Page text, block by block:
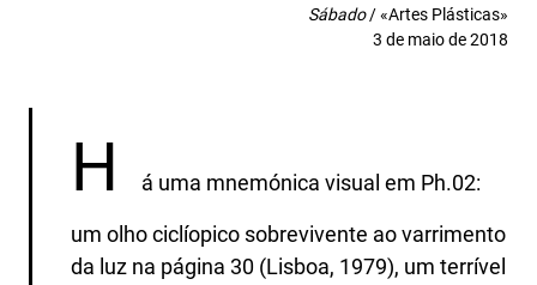
Sábado/ «Artes Plásticas»
3 de maio de 2018
H á uma mnemónica visual em Ph.02:
um olho ciclíopico sobrevivente ao varrimento
da luz na página 30 (Lisboa, 1979), um terrível